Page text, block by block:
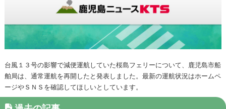
台風１３号の影響で減便運航していた桜島フェリーについて、鹿児島市船
舶局は、通常運航を再開したと発表しました。最新の運航状況はホームペ
ージやＳＮＳを確認してほしいとしています。